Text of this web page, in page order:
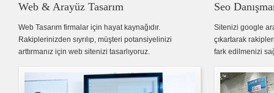
Web & Arayüz Tasarım
Web Tasarım firmalar için hayat kaynağıdır.
Rakiplerinizden sıyrılıp, müşteri potansiyelinizi
arttırmanız için web sitenizi tasarlıyoruz.
Seo
Sitenizi google
çıkartarak
fark edilmenizi